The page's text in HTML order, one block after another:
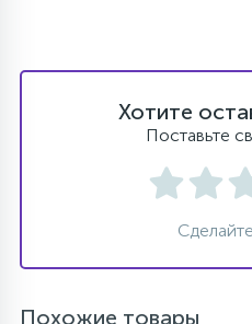
Хотите
Поставьте
Похожие товары